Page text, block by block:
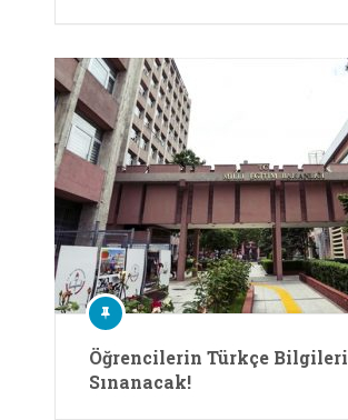
Öğrencilerin Türkçe Bilgileri
Sınanacak!